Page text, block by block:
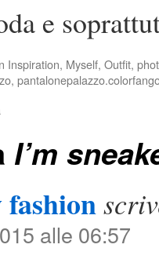
e
Inspiration, Myself, Outfit,
,
I’m
alle 06:57